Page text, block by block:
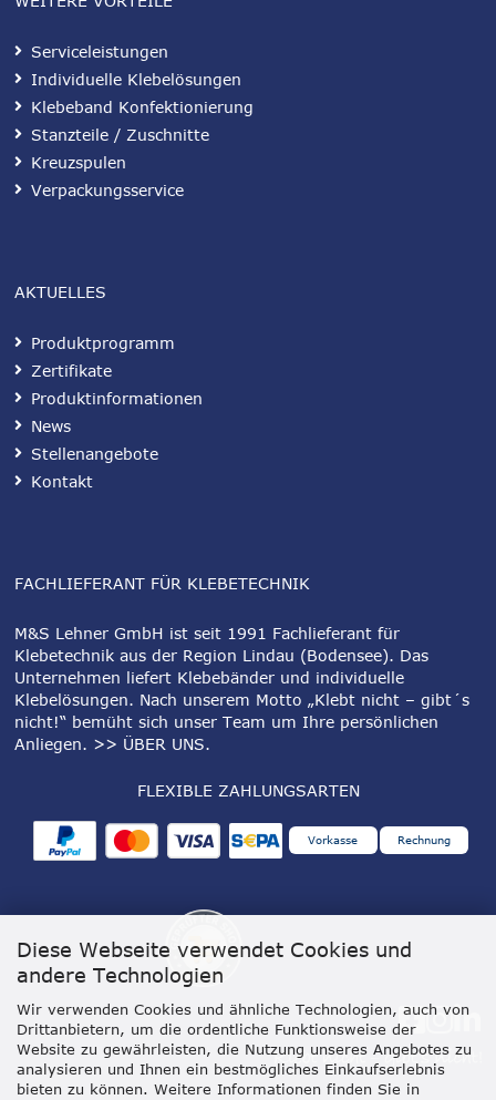
Diese Webseite verwendet Cookies und
andere Technologien
Wir verwenden Cookies und ähnliche Technologien, auch von
Drittanbietern, um die ordentliche Funktionsweise der
Website zu gewährleisten, die Nutzung unseres Angebotes zu
analysieren und Ihnen ein bestmögliches Einkaufserlebnis
bieten zu können. Weitere Informationen finden Sie in
Serviceleistungen
Individuelle Klebelösungen
Klebeband Konfektionierung
Stanzteile / Zuschnitte
Kreuzspulen
Verpackungsservice
FACHLIEFERANT FÜR KLEBETECHNIK
M&S Lehner GmbH ist seit 1991 Fachlieferant für
Klebetechnik aus der Region Lindau (Bodensee). Das
Unternehmen liefert Klebebänder und individuelle
Klebelösungen. Nach unserem Motto „Klebt nicht – gibt´s
nicht!“ bemüht sich unser Team um Ihre persönlichen
Anliegen. >> ÜBER UNS.
FLEXIBLE ZAHLUNGSARTEN
Vorkasse Rechnung
AKTUELLES
Produktprogramm
Zertifikate
Produktinformationen
News
Stellenangebote
Kontakt